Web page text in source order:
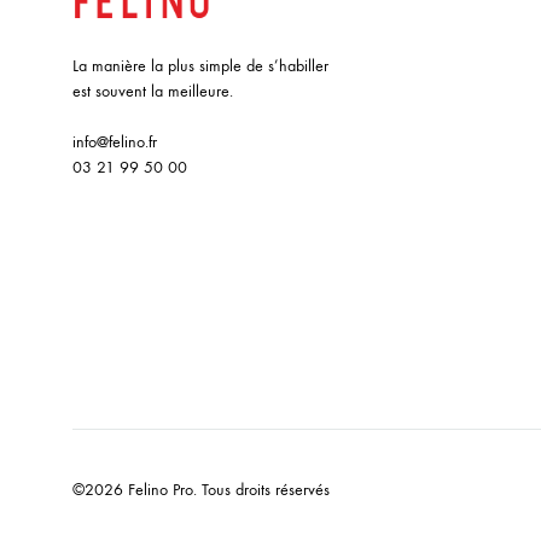
La manière la plus simple de s’habiller
est souvent la meilleure.
info@felino.fr
03 21 99 50 00
©2026 Felino Pro. Tous droits réservés